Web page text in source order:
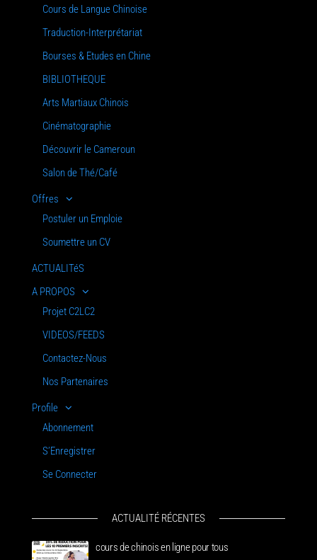
Cours de Langue Chinoise
Traduction-Interprétariat
Bourses & Etudes en Chine
BIBLIOTHEQUE
Arts Martiaux Chinois
Cinématographie
Découvrir le Cameroun
Salon de Thé/Café
Offres
Postuler un Emploie
Soumettre un CV
ACTUALITéS
A PROPOS
Projet C2LC2
VIDEOS/FEEDS
Contactez-Nous
Nos Partenaires
Profile
Abonnement
S’Enregistrer
Se Connecter
ACTUALITÉ RÉCENTES
cours de chinois en ligne pour tous